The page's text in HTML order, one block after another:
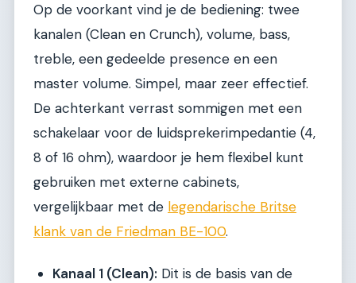
Op de voorkant vind je de bediening: twee
kanalen (Clean en Crunch), volume, bass,
treble, een gedeelde presence en een
master volume. Simpel, maar zeer effectief.
De achterkant verrast sommigen met een
schakelaar voor de luidsprekerimpedantie (4,
8 of 16 ohm), waardoor je hem flexibel kunt
gebruiken met externe cabinets,
vergelijkbaar met de legendarische Britse
klank van de Friedman BE-100.
Kanaal 1 (Clean): Dit is de basis van de